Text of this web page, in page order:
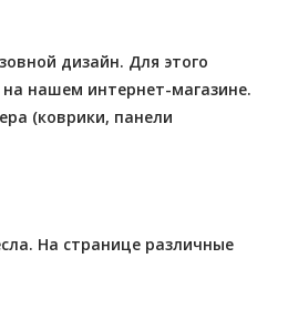
дизайн. Для этого
нашем интернет-магазине.
(коврики, панели
На странице различные